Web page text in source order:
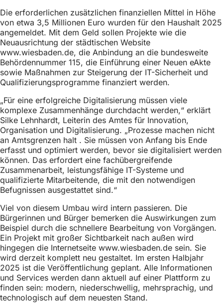
Die erforderlichen zusätzlichen finanziellen Mittel in Höhe
von etwa 3,5 Millionen Euro wurden für den Haushalt 2025
angemeldet. Mit dem Geld sollen Projekte wie die
Neuausrichtung der städtischen Website
www.wiesbaden.de, die Anbindung an die bundesweite
Behördennummer 115, die Einführung einer Neuen eAkte
sowie Maßnahmen zur Steigerung der IT-Sicherheit und
Qualifizierungsprogramme finanziert werden.
„Für eine erfolgreiche Digitalisierung müssen viele
komplexe Zusammenhänge durchdacht werden,“ erklärt
Silke Lehnhardt, Leiterin des Amtes für Innovation,
Organisation und Digitalisierung. „Prozesse machen nicht
an Amtsgrenzen halt . Sie müssen von Anfang bis Ende
erfasst und optimiert werden, bevor sie digitalisiert werden
können. Das erfordert eine fachübergreifende
Zusammenarbeit, leistungsfähige IT-Systeme und
qualifizierte Mitarbeitende, die mit den notwendigen
Befugnissen ausgestattet sind.“
Viel von diesem Umbau wird intern passieren. Die
Bürgerinnen und Bürger bemerken die Auswirkungen zum
Beispiel durch die schnellere Bearbeitung von Vorgängen.
Ein Projekt mit großer Sichtbarkeit nach außen wird
hingegen die Internetseite www.wiesbaden.de sein. Sie
wird derzeit komplett neu gestaltet. Im ersten Halbjahr
2025 ist die Veröffentlichung geplant. Alle Informationen
und Services werden dann aktuell auf einer Plattform zu
finden sein: modern, niederschwellig, mehrsprachig, und
technologisch auf dem neuesten Stand.